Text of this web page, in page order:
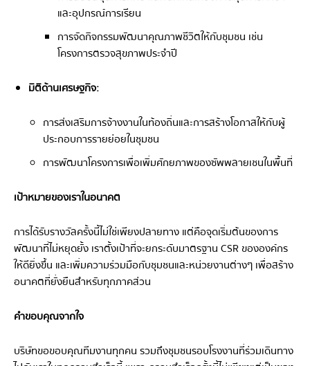
และอุปกรณ์การเรียน
การจัดกิจกรรมพัฒนาคุณภาพชีวิตให้กับชุมชน เช่น
โครงการตรวจสุขภาพประจำปี
มิติด้านเศรษฐกิจ:
การส่งเสริมการจ้างงานในท้องถิ่นและการสร้างโอกาสให้กับผู้
ประกอบการรายย่อยในชุมชน
การพัฒนาโครงการเพื่อเพิ่มศักยภาพของซัพพลายเชนในพื้นที่
เป้าหมายของเราในอนาคต
การได้รับรางวัลครั้งนี้ไม่ใช่เพียงปลายทาง แต่คือจุดเริ่มต้นของการ
พัฒนาที่ไม่หยุดยั้ง เราตั้งเป้าที่จะยกระดับมาตรฐาน CSR ขององค์กร
ให้ดียิ่งขึ้น และเพิ่มความร่วมมือกับชุมชนและหน่วยงานต่างๆ เพื่อสร้าง
อนาคตที่ยั่งยืนสำหรับทุกภาคส่วน
คำขอบคุณจากใจ
บริษัทขอขอบคุณทีมงานทุกคน รวมถึงชุมชนรอบโรงงานที่ร่วมเดินทาง